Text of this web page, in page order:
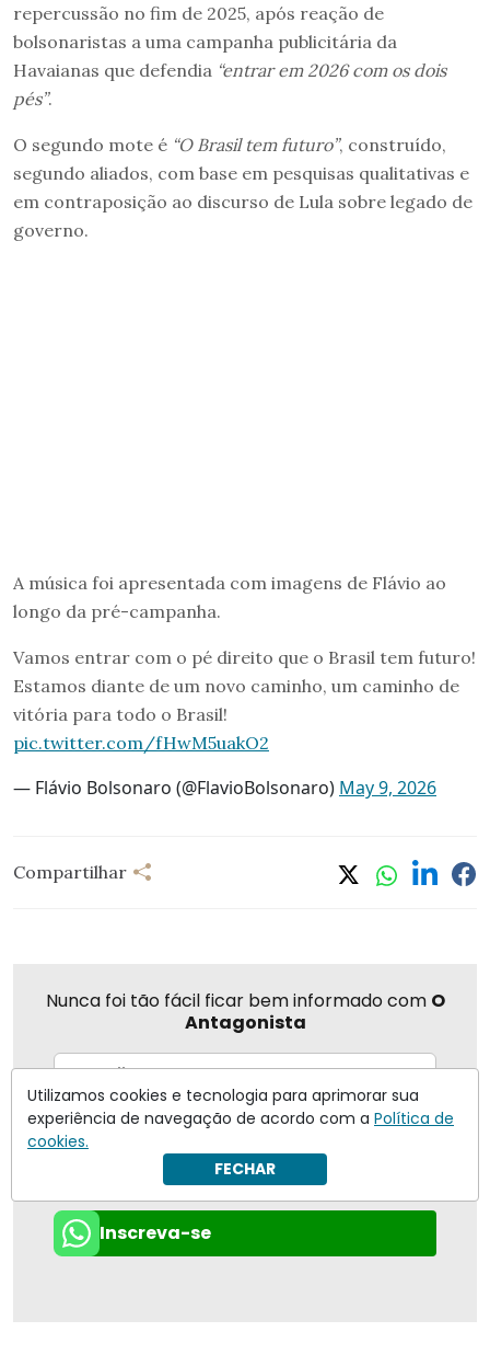
repercussão no fim de 2025, após reação de
bolsonaristas a uma campanha publicitária da
Havaianas que defendia “entrar em 2026 com os dois
pés”.
O segundo mote é “O Brasil tem futuro”, construído,
segundo aliados, com base em pesquisas qualitativas e
em contraposição ao discurso de Lula sobre legado de
governo.
A música foi apresentada com imagens de Flávio ao
longo da pré-campanha.
Vamos entrar com o pé direito que o Brasil tem futuro!
Estamos diante de um novo caminho, um caminho de
vitória para todo o Brasil!
pic.twitter.com/fHwM5uakO2
— Flávio Bolsonaro (@FlavioBolsonaro) May 9, 2026
Compartilhar
Nunca foi tão fácil ficar bem informado com O
Antagonista
Eu concordo em receber notificações | Para obter mais
informações reveja nossa
Enviar
Inscreva-se
Utilizamos cookies e tecnologia para aprimorar sua
experiência de navegação de acordo com a Política de
cookies.
FECHAR